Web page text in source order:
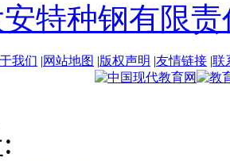
特种钢有限
我们 |网站地图 |版权声明 |友情链接 |联